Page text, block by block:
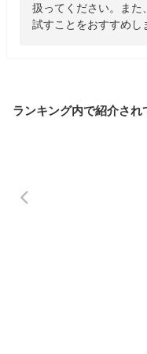
扱ってください。また
試すことをおすすめし
ランキング内で紹介され